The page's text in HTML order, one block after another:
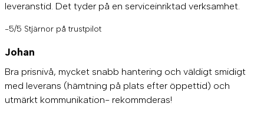
leveranstid. Det tyder på en serviceinriktad verksamhet.
-5/5 Stjärnor på trustpilot
Johan
Bra prisnivå, mycket snabb hantering och väldigt smidigt
med leverans (hämtning på plats efter öppettid) och
utmärkt kommunikation- rekommderas!